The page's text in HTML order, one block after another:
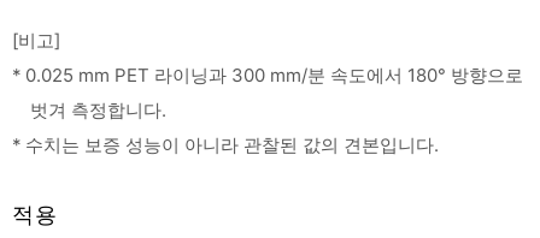
[비고]
* 0.025 mm PET 라이닝과 300 mm/분 속도에서 180° 방향으로
벗겨 측정합니다.
* 수치는 보증 성능이 아니라 관찰된 값의 견본입니다.
적용